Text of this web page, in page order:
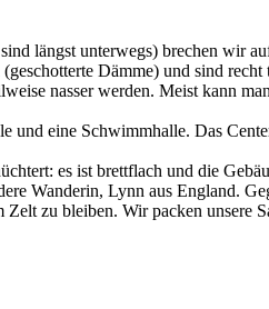
längst unterwegs) brechen wir
Dämme) und sind
nasser werden. Meist kann
und eine Schwimmhalle. Das
es ist brettflach und die
Wanderin, Lynn aus England.
zu bleiben. Wir packen unsere